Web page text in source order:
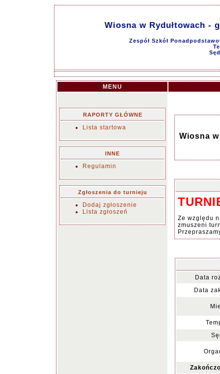
Wiosna w Rydułtowach -
Zespół Szkół
MENU
RAPORTY GŁÓWNE
Lista startowa
INNE
Regulamin
Zgłoszenia do turnieju
Dodaj zgłoszenie
Lista zgłoszeń
Wiosna
Ze względu
zmuszeni
Data
Data